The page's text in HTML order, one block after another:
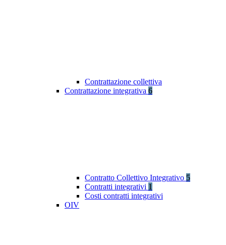
Contrattazione collettiva
Contrattazione integrativa 6
Contratto Collettivo Integrativo 5
Contratti integrativi 1
Costi contratti integrativi
OIV